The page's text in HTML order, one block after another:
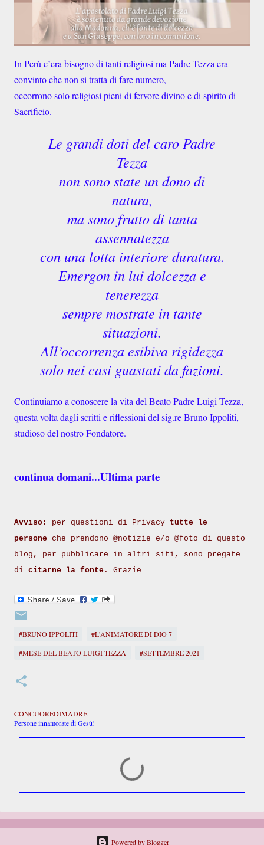
In Perù c’era bisogno di tanti religiosi ma Padre Tezza era
convinto che non si tratta di fare numero,
occorrono solo religiosi pieni di fervore divino e di spirito di
Sacrificio.
Le grandi doti del caro Padre
Tezza
non sono state un dono di
natura,
ma sono frutto di tanta
assennatezza
con una lotta interiore duratura.
Emergon in lui dolcezza e
tenerezza
sempre mostrate in tante
situazioni.
All’occorrenza esibiva rigidezza
solo nei casi guastati da fazioni.
Continuiamo a conoscere la vita del Beato Padre Luigi Tezza,
questa volta dagli scritti e riflessioni del sig.re Bruno Ippoliti,
studioso del nostro Fondatore.
continua domani...Ultima parte
Avviso: per questioni di Privacy tutte le
persone che prendono @notizie e/o @foto di questo
blog, per pubblicare in altri siti, sono pregate
di citarne la fonte . Grazie
#BRUNO IPPOLITI
#L'ANIMATORE DI DIO 7
#MESE DEL BEATO LUIGI TEZZA
#SETTEMBRE 2021
CONCUOREDIMADRE
Persone innamorate di Gesù!
n
t
Powered by Blogger